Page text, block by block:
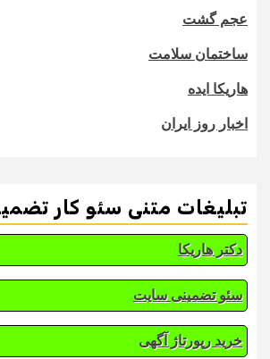
عجم گشت
ساختمان سلامت
هاریکا ایده
اخبار روز ایران
تبلیغات متنی سئو کار
دکتر هاریکا
سئو تضمینی سایت
خرید رپورتاژ آگهی